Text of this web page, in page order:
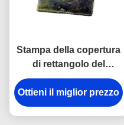
Stampa della copertura
di rettangolo del
portafoglio del supporto
del passaporto
dell'unità di
Ottieni il miglior prezzo